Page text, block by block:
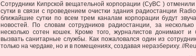
Сотрудники Кипрской вещательной корпорации (CyBC )
сутки в связи с проведением очистки здания радиостанции
ближайшие сутки по всем трем каналам корпорации будут
новостей. По словам сотрудников радиостанции, за
несколько сотен кошек. Кроме того, журналистов донимают и
вызвать санитарные службы. Как пожаловался один из
только на чердаке, но и в помещениях, создавая неразбериху. //